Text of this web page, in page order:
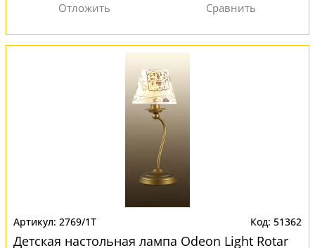
2769/1T 51362
Детская настольная лампа Odeon Light Rotar